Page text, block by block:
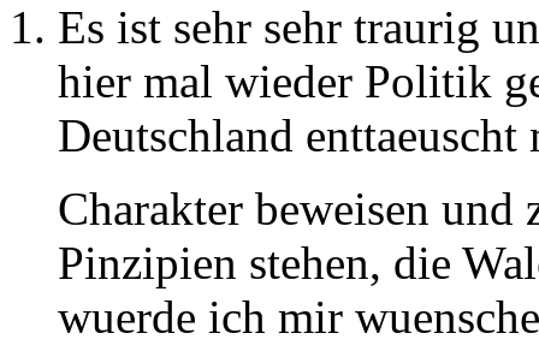
Es ist sehr sehr traurig
hier mal wieder Politik
Deutschland enttaeuscht
Charakter beweisen und
Pinzipien stehen, die
wuerde ich mir